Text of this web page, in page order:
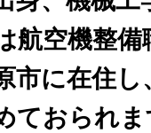
航空機整
市に在住
ておられ